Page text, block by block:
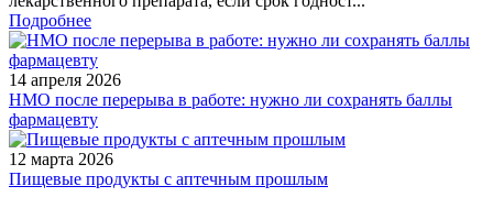
Подробнее
14 апреля 2026
НМО после перерыва в работе: нужно ли сохранять баллы
фармацевту
12 марта 2026
Пищевые продукты с аптечным прошлым